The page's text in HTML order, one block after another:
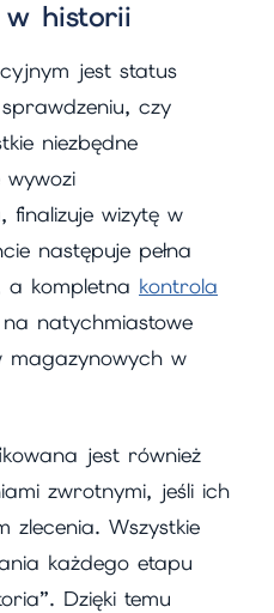
historii
jest status
czy
niezbędne
finalizuje wizytę w
następuje pełna
kompletna kontrola
natychmiastowe
magazynowych w
jest również
zwrotnymi, jeśli ich
zlecenia. Wszystkie
każdego etapu
Dzięki temu